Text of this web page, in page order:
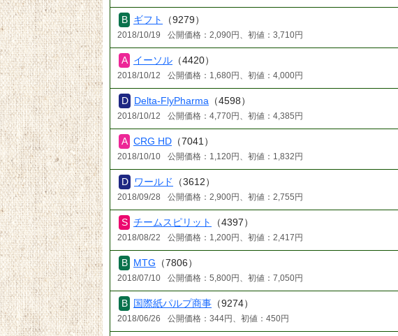
ギフト （9279）
2018/10/19 公開価格：2,090円、初値：3,710円
イーソル （4420）
2018/10/12 公開価格：1,680円、初値：4,000円
Delta-FlyPharma （4598）
2018/10/12 公開価格：4,770円、初値：4,385円
CRG HD （7041）
2018/10/10 公開価格：1,120円、初値：1,832円
ワールド （3612）
2018/09/28 公開価格：2,900円、初値：2,755円
チームスピリット （4397）
2018/08/22 公開価格：1,200円、初値：2,417円
MTG （7806）
2018/07/10 公開価格：5,800円、初値：7,050円
国際紙パルプ商事 （9274）
2018/06/26 公開価格：344円、初値：450円